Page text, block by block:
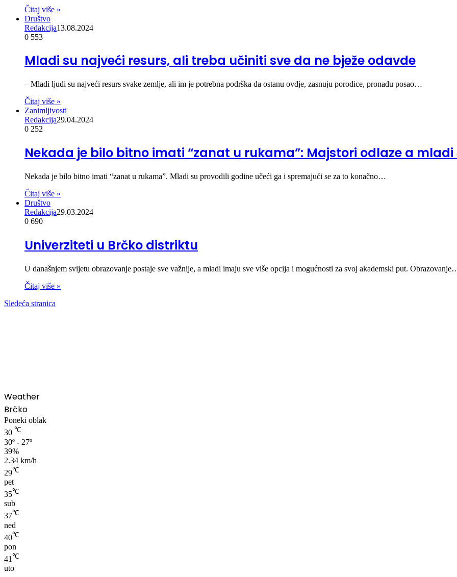
Čitaj više »
Društvo
Redakcija13.08.2024
0 553
Mladi su najveći resurs, ali treba učiniti sve da ne bježe odavde
– Mladi ljudi su najveći resurs svake zemlje, ali im je potrebna podrška da ostanu ovdje, zasnuju porodice, pronađu posao…
Čitaj više »
Zanimljivosti
Redakcija29.04.2024
0 252
Nekada je bilo bitno imati “zanat u rukama”: Majstori odlaze a mladi
Nekada je bilo bitno imati “zanat u rukama”. Mladi su provodili godine učeći ga i spremajući se za to konačno…
Čitaj više »
Društvo
Redakcija29.03.2024
0 690
Univerziteti u Brčko distriktu
U današnjem svijetu obrazovanje postaje sve važnije, a mladi imaju sve više opcija i mogućnosti za svoj akademski put.
Čitaj više »
Sledeća stranica
Weather
Brčko
Poneki oblak
30 ℃
30º - 27º
39%
2.34 km/h
29℃
pet
35℃
sub
37℃
ned
40℃
pon
41℃
uto